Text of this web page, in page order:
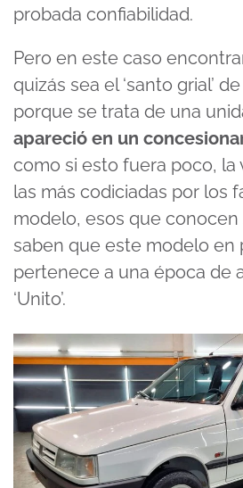
probada confiabilidad.
Pero en este caso
quizás sea el ‘santo grial’
porque se trata de una
apareció en un
como si esto fuera poco, la
las más codiciadas por los
modelo, esos que conocen
saben que este modelo en
pertenece a una época de
‘Unito’.